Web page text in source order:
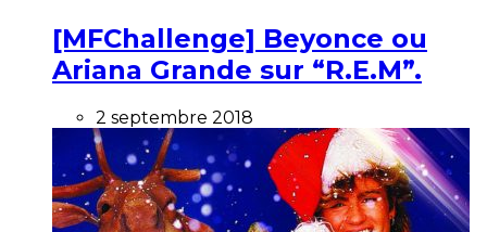
[MFChallenge] Beyonce ou
Ariana Grande sur “R.E.M”.
2 septembre 2018